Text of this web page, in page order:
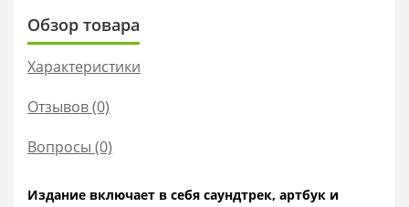
Обзор товара
Характеристики
Отзывов (0)
Вопросы (0)
Издание включает в себя саундтрек, артбук и